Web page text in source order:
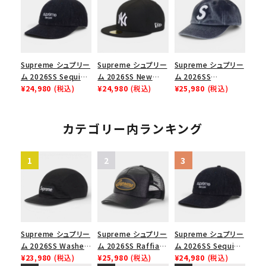
ップ ブラック
シックロゴ 6パネルキ
ャップ インディゴ
Supreme シュプリー
ム 2026SS Sequin
Denim Classic
シックロゴ 6パネルキ
ャップ ブラック
¥24,980 (税込)
Supreme シュプリー
ム 2026SS New
York Yankees New
エラ キャップ ブラック
¥24,980 (税込)
Supreme シュプリー
ム 2026SS
Pigment Coated S
ゴ 6パネル ネイビー
¥25,980 (税込)
カテゴリー内ランキング
Supreme シュプリー
ム 2026SS Washed
Chino Twill Camp
¥23,980 (税込)
Supreme シュプリー
ム 2026SS Raffia
Mesh Back 5-Panel
¥25,980 (税込)
Supreme シュプリー
ム 2026SS Sequin
Denim Classic
¥24,980 (税込)